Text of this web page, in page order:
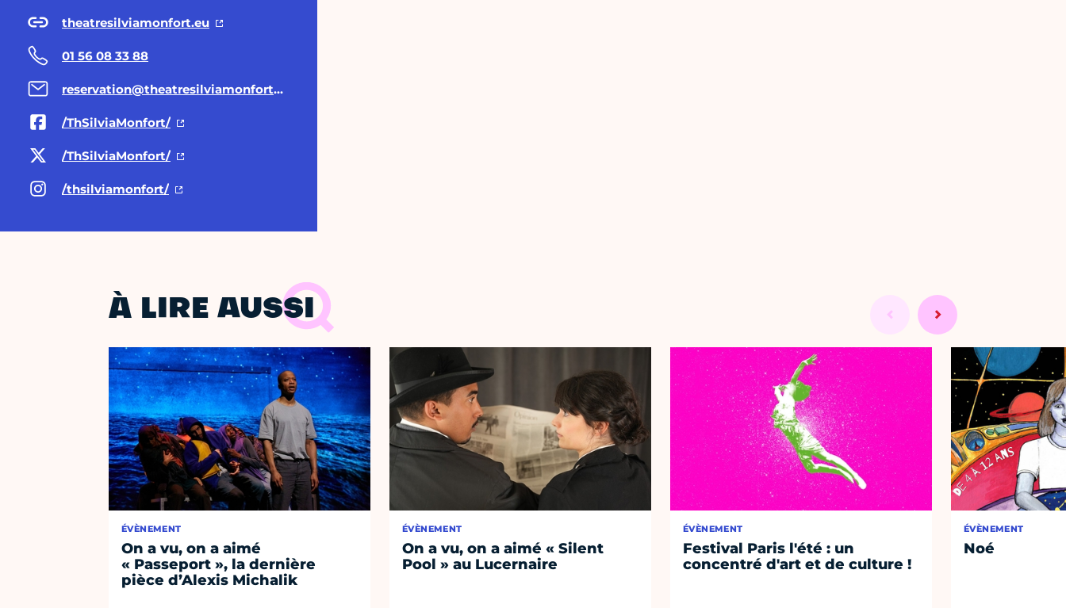
theatresilviamonfort.eu
01 56 08 33 88
reservation@theatresilviamonfort.eu
/ThSilviaMonfort/
/ThSilviaMonfort/
/thsilviamonfort/
À LIRE AUSSI
ÉVÈNEMENT
On a vu, on a aimé
« Passeport », la dernière
pièce d’Alexis Michalik
ÉVÈNEMENT
On a vu, on a aimé « Silent
Pool » au Lucernaire
ÉVÈNEMENT
Festival Paris l'été : un
concentré d'art et de culture !
ÉVÈNEMENT
Noé